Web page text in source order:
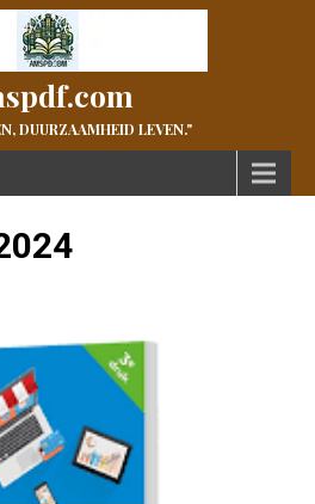
DUURZAAMHEID LEVEN."